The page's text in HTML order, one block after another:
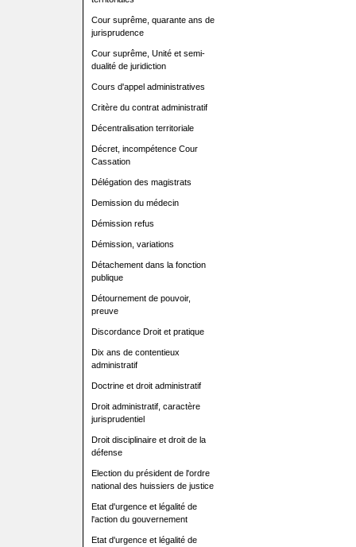
Cour suprême, quarante ans de
jurisprudence
Cour suprême, Unité et semi-
dualité de juridiction
Cours d'appel administratives
Critère du contrat administratif
Décentralisation territoriale
Décret, incompétence Cour
Cassation
Délégation des magistrats
Demission du médecin
Démission refus
Démission, variations
Détachement dans la fonction
publique
Détournement de pouvoir,
preuve
Discordance Droit et pratique
Dix ans de contentieux
administratif
Doctrine et droit administratif
Droit administratif, caractère
jurisprudentiel
Droit disciplinaire et droit de la
défense
Election du président de l'ordre
national des huissiers de justice
Etat d'urgence et légalité de
l'action du gouvernement
Etat d'urgence et légalité de